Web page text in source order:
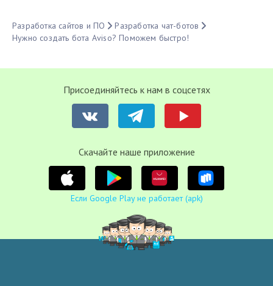
Разработка сайтов и ПО
Разработка чат-ботов
Нужно создать бота Aviso? Поможем быстро!
Присоединяйтесь к нам в соцсетях
Cкачайте наше приложение
Если Google Play не работает (apk)